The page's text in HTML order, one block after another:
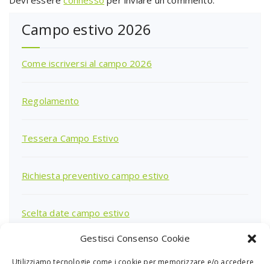
Gestisci Consenso Cookie
Utilizziamo tecnologie come i cookie per memorizzare e/o accedere
Campo estivo 2026
Come iscriversi al campo 2026
Regolamento
Tessera Campo Estivo
Richiesta preventivo campo estivo
Scelta date campo estivo